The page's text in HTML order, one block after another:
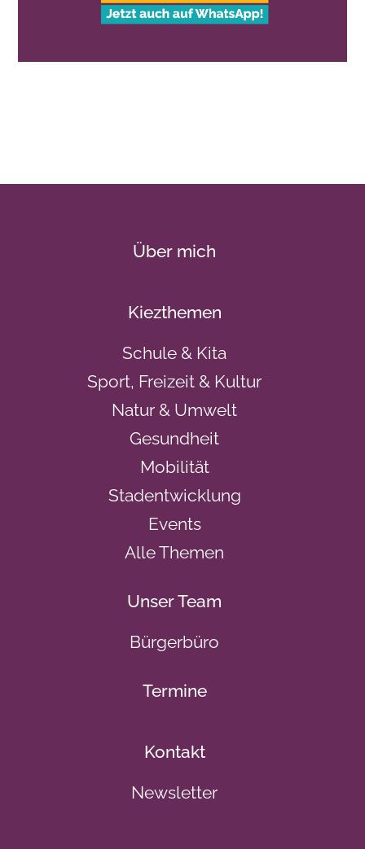
Über mich
Kiezthemen
Schule & Kita
Sport, Freizeit & Kultur
Natur & Umwelt
Gesundheit
Mobilität
Stadentwicklung
Events
Alle Themen
Unser Team
Bürgerbüro
Termine
Kontakt
Newsletter